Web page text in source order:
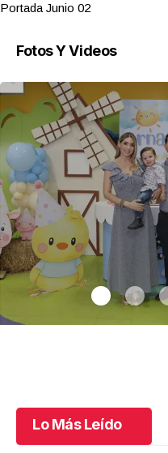
Portada Junio 02
Fotos Y Videos
Lo Más Leído